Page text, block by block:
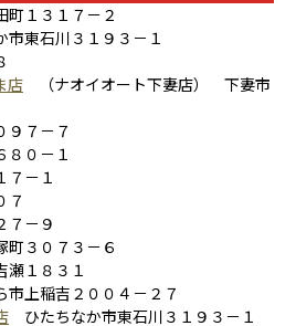
１３１７－２
東石川３１９３－１
店 （ナオイオート下妻店） 下妻市
９７－７
０－１
－１
７
７－９
３０７３－６
１８３１
上稲吉２００４－２７
ひたちなか市東石川３１９３－１